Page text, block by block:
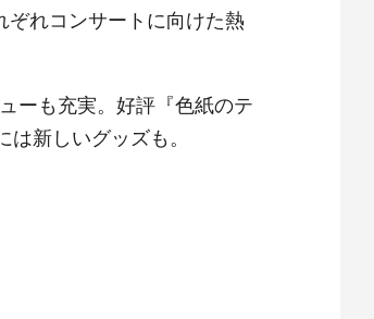
ぞれコンサートに向けた熱
ーも充実。好評『色紙のテ
新しいグッズも。